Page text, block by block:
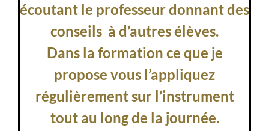
écoutant le professeur donnant des
conseils à d’autres élèves.
Dans la formation ce que je
propose vous l’appliquez
régulièrement sur l’instrument
tout au long de la journée.